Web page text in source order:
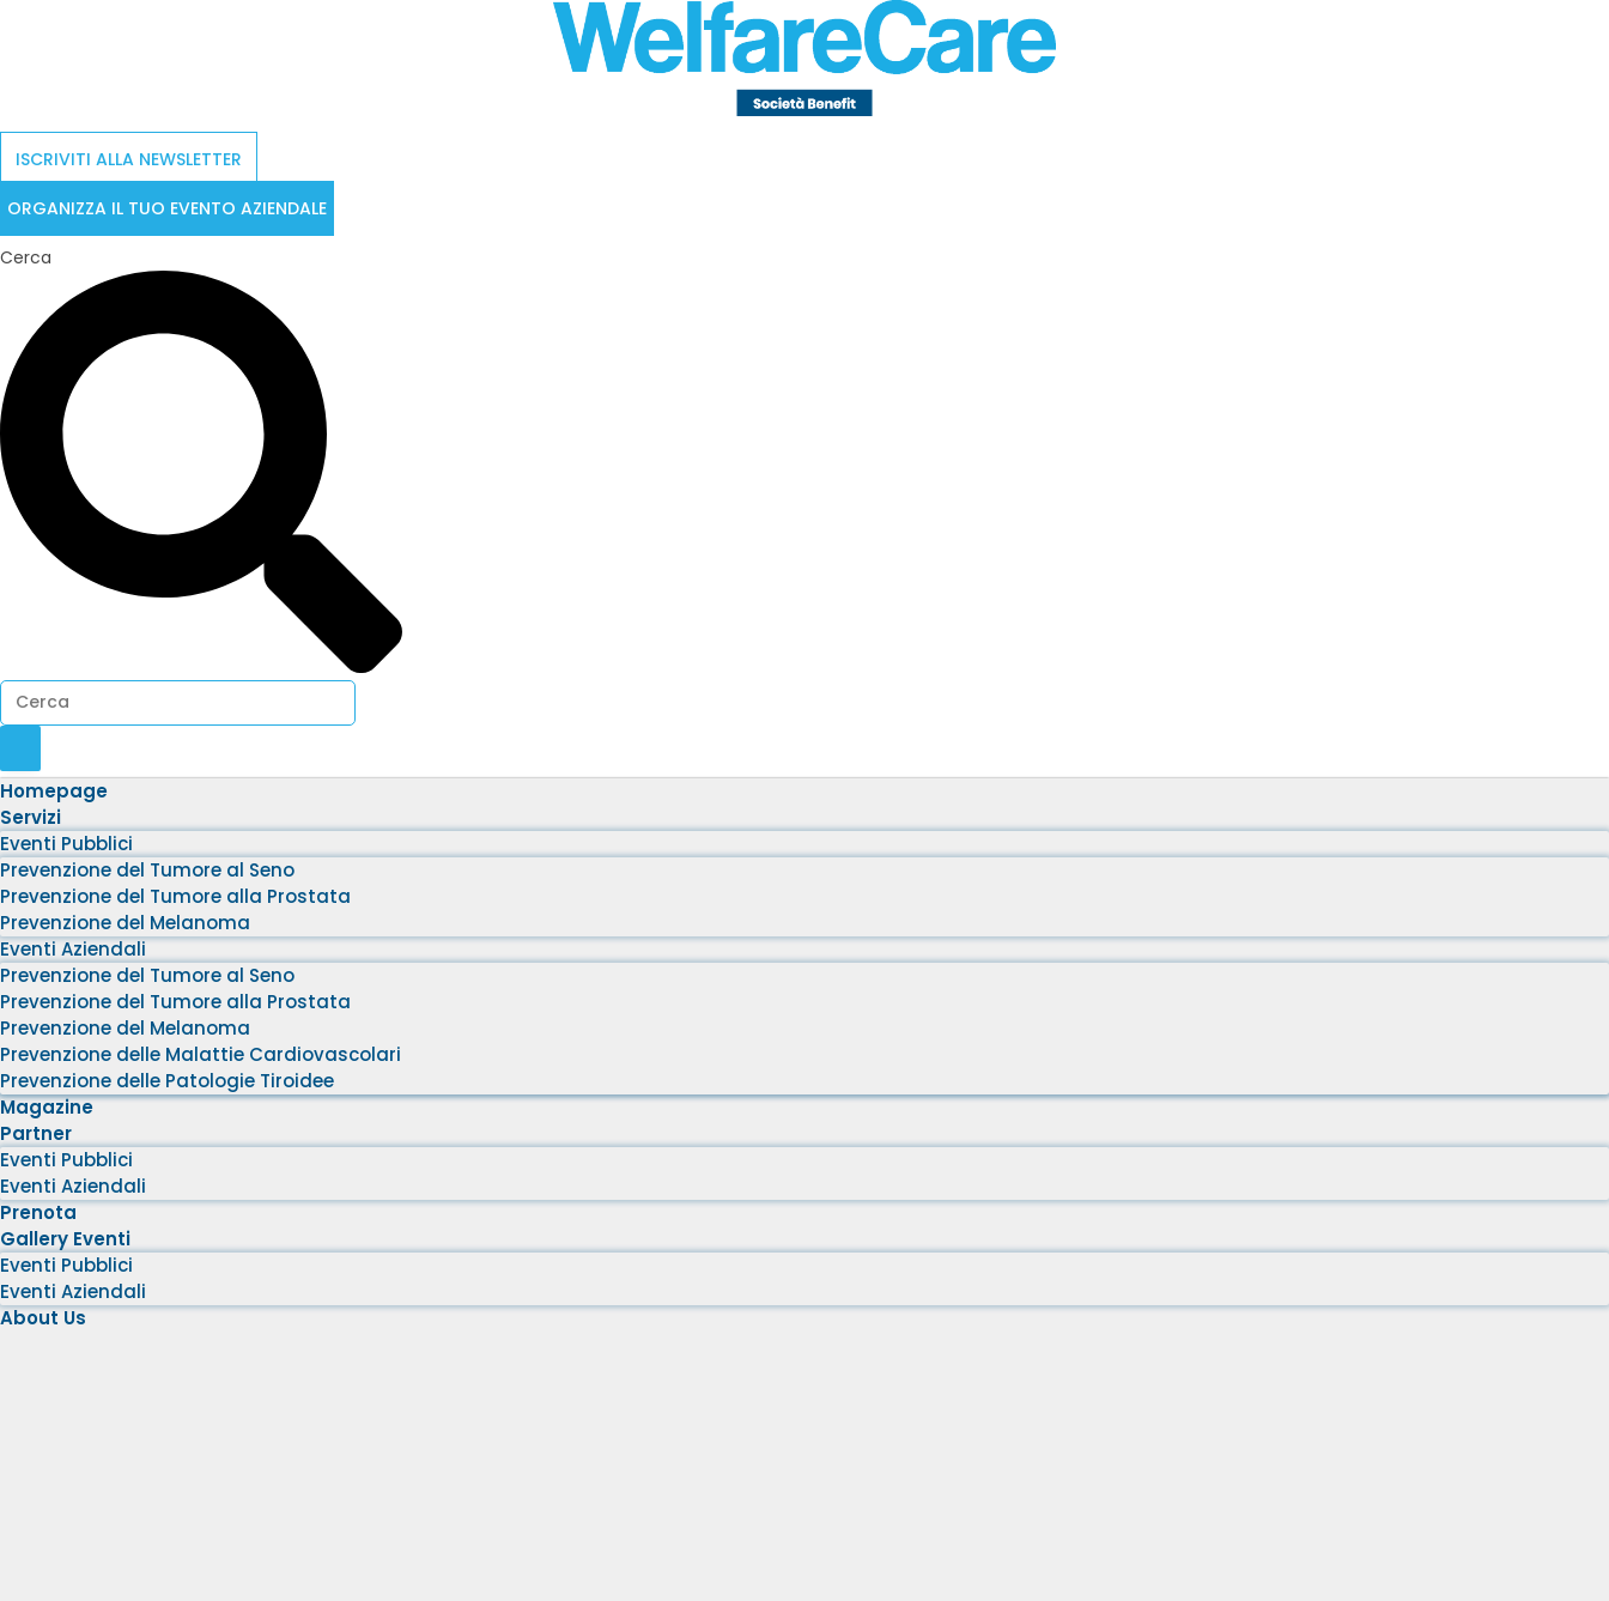
ISCRIVITI ALLA NEWSLETTER
ORGANIZZA IL TUO EVENTO AZIENDALE
Cerca
Homepage
Servizi
Eventi Pubblici
Prevenzione del Tumore al Seno
Prevenzione del Tumore alla Prostata
Prevenzione del Melanoma
Eventi Aziendali
Prevenzione del Tumore al Seno
Prevenzione del Tumore alla Prostata
Prevenzione del Melanoma
Prevenzione delle Malattie Cardiovascolari
Prevenzione delle Patologie Tiroidee
Magazine
Partner
Eventi Pubblici
Eventi Aziendali
Prenota
Gallery Eventi
Eventi Pubblici
Eventi Aziendali
About Us